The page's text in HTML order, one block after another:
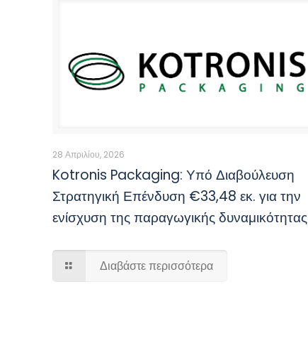
28 Απριλίου, 2026
Kotronis Packaging: Υπό Διαβούλευση
Στρατηγική Επένδυση €33,48 εκ. για την
ενίσχυση της παραγωγικής δυναμικότητας
Διαβάστε περισσότερα